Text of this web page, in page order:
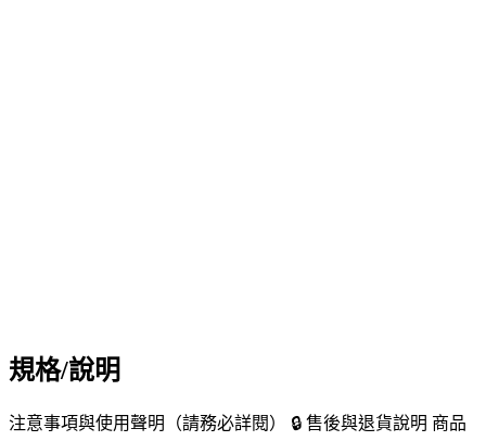
規格/說明
注意事項與使用聲明（請務必詳閱） 🔒 售後與退貨說明 商品